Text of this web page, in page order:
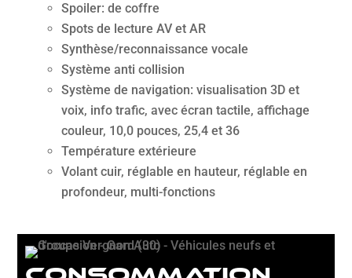
Spoiler: de coffre
Spots de lecture AV et AR
Synthèse/reconnaissance vocale
Système anti collision
Système de navigation: visualisation 3D et
voix, info trafic, avec écran tactile, affichage
couleur, 10,0 pouces, 25,4 et 36
Température extérieure
Volant cuir, réglable en hauteur, réglable en
profondeur, multi-fonctions